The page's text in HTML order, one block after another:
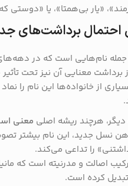
«یار بی‌همتا»، یا
احتمال برداشت‌های
جمله نام‌هایی است که در
برداشت معنایی آن نیز تحت
از خانواده‌ها این نام را
دیگر، هرچند ریشه اصلی معنی
نسل جدید، این نام بیشتر
را تداعی می‌کند.
اصالت و مدرنیته است که
کرده است.